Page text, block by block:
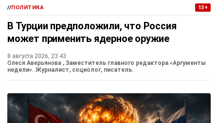
//ПОЛИТИКА 13+
В Турции предположили, что Россия
может применить ядерное оружие
8 августа 2026, 23:43
Олеся Аверьянова , Заместитель главного редактора «Аргументы
недели». Журналист, социолог, писатель.